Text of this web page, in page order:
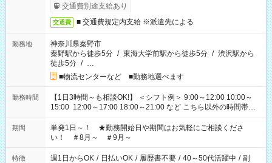
交通費別途支給あり
交通費 ■ 交通費規定内支給 ※派遣先による
勤務地
神奈川県秦野市
秦野駅から徒歩5分 / 東海大学前駅から徒歩5分 / 渋沢駅から
徒歩5分 / …
■物流センターなど ■勤務地選べます
勤務時間
【1日3時間～も相談OK!】 ＜シフト例＞ 9:00～12:00 10:00～
15:00 12:00～17:00 18:00～21:00 など こちら以外の時間帯も
お気軽にご相談ください！
期間
単発1日～！ ★勤務開始日や期間はお気軽にご相談くださ
い！ ＃8月～ ＃9月～
特徴 週1日からOK / 日払いOK / 履歴書不要 / 40～50代活躍中 / 副